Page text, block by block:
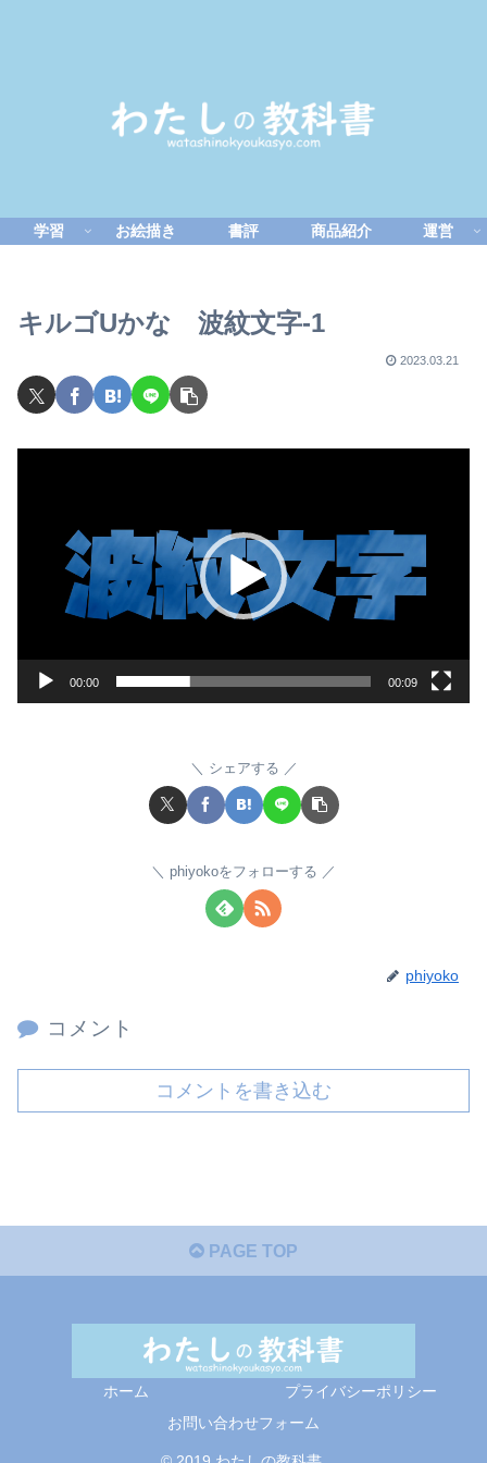
学習 お絵描き 書評 商品紹介 運営
キルゴUかな 波紋文字-1
2023.03.21
00:00 00:09
シェアする
phiyokoをフォローする
phiyoko
コメント
コメントを書き込む
PAGE TOP
ホーム
プライバシーポリシー
お問い合わせフォーム